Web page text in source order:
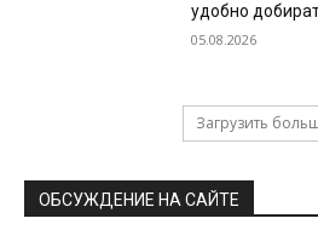
удобно
05.08.2026
Загрузить
ОБСУЖДЕНИЕ НА САЙТЕ